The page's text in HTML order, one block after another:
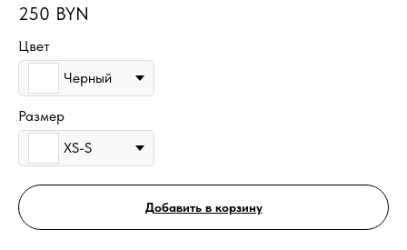
250 BYN
Цвет
Черный
Размер
XS-S
Добавить в корзину